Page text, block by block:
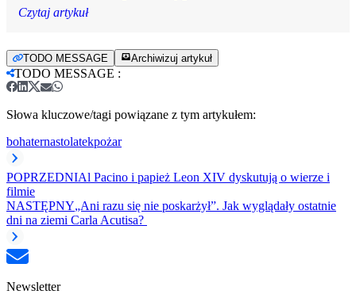
Czytaj artykuł
TODO MESSAGE Archiwizuj artykuł
TODO MESSAGE :
Słowa kluczowe/tagi powiązane z tym artykułem:
bohaternastolatekpożar
POPRZEDNIAl Pacino i papież Leon XIV dyskutują o wierze i
filmie
NASTĘPNY„Ani razu się nie poskarżył”. Jak wyglądały ostatnie
dni na ziemi Carla Acutisa?
Newsletter